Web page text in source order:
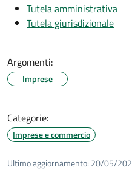
Tutela amministrativa
Tutela giurisdizionale
Argomenti:
Imprese
Categorie:
Imprese e commercio
Ultimo aggiornamento: 20/05/